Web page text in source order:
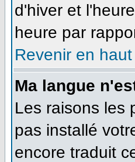
d'hiver et
heure par
Revenir en
Ma langue
Les raisons les
pas installé
encore traduit